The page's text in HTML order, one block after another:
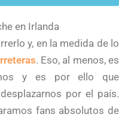
en Irlanda
y, en la medida de lo
. Eso, al menos, es
y es por ello que
por el país.
fans absolutos de